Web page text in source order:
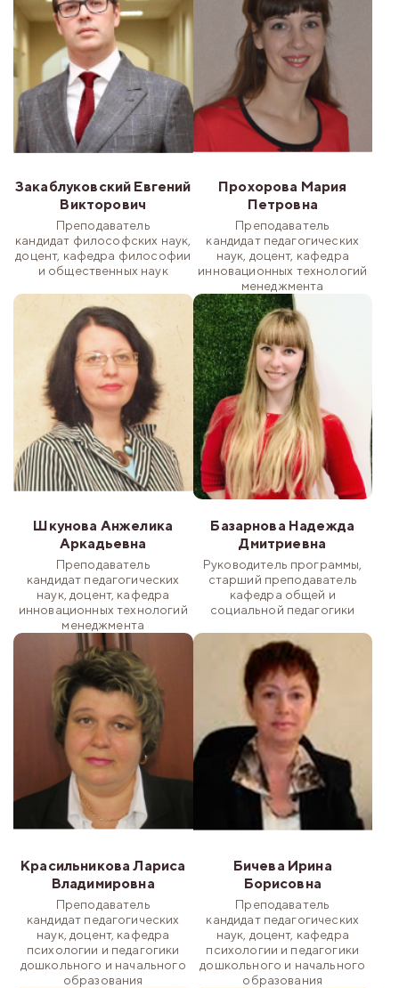
Закаблуковский Евгений
Викторович
Преподаватель
кандидат философских наук,
доцент, кафедра философии
и общественных наук
Прохорова Мария
Петровна
Преподаватель
кандидат педагогических
наук, доцент, кафедра
инновационных технологий
менеджмента
Шкунова Анжелика
Аркадьевна
Преподаватель
кандидат педагогических
наук, доцент, кафедра
инновационных технологий
менеджмента
Базарнова Надежда
Дмитриевна
Руководитель программы,
старший преподаватель
кафедра общей и
социальной педагогики
Красильникова Лариса
Владимировна
Преподаватель
кандидат педагогических
наук, доцент, кафедра
психологии и педагогики
дошкольного и начального
образования
Бичева Ирина
Борисовна
Преподаватель
кандидат педагогических
наук, доцент, кафедра
психологии и педагогики
дошкольного и начального
образования